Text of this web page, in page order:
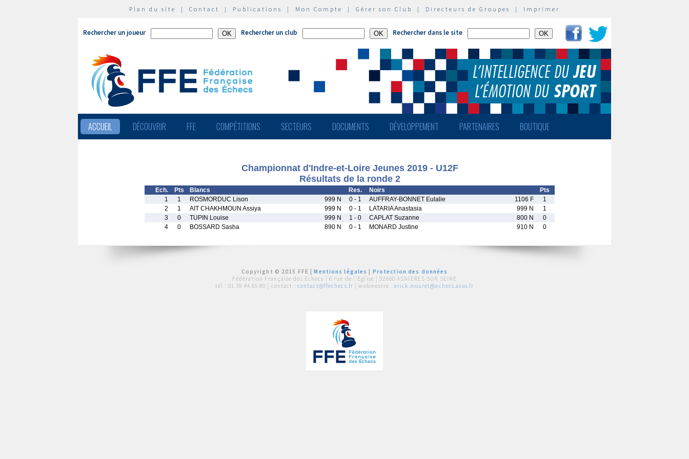
Plan du site | Contact | Publications | Mon Compte | Gérer son Club | Directeurs de Groupes | Imprimer
Rechercher un joueur Rechercher un club Rechercher dans le site
ACCUEIL DÉCOUVRIR FFE COMPÉTITIONS SECTEURS DOCUMENTS DÉVELOPPEMENT PARTENAIRES BOUTIQUE
Championnat d'Indre-et-Loire Jeunes 2019 - U12F
Résultats de la ronde 2
Ech. Pts Blancs Res. Noirs
Pts
1
1 ROSMORDUC Lison 999 N 0 - 1 AUFFRAY-BONNET Eulalie 1106 F
1
2
1 AIT CHAKHMOUN Assiya 999 N 0 - 1 LATARIA Anastasia 999 N
1
3
0 TUPIN Louise 999 N 1 - 0 CAPLAT Suzanne 800 N
0
4
0 BOSSARD Sasha 890 N 0 - 1 MONARD Justine 910 N 0
Copyright © 2015 FFE |Mentions légales
Protection des données
Fédération Française des Echecs | 6 rue de l'Eglise | 92600 ASNIERES SUR SEINE
tél : 01 39 44 65 80 | contact : contact@ffechecs.fr | webmestre : erick.mouret@echecs.asso.fr